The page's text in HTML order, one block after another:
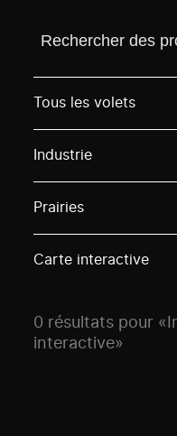
Trouvez un
Tous les volets
Industrie
Prairies
Carte interactive
0 résultats pour
interactive»